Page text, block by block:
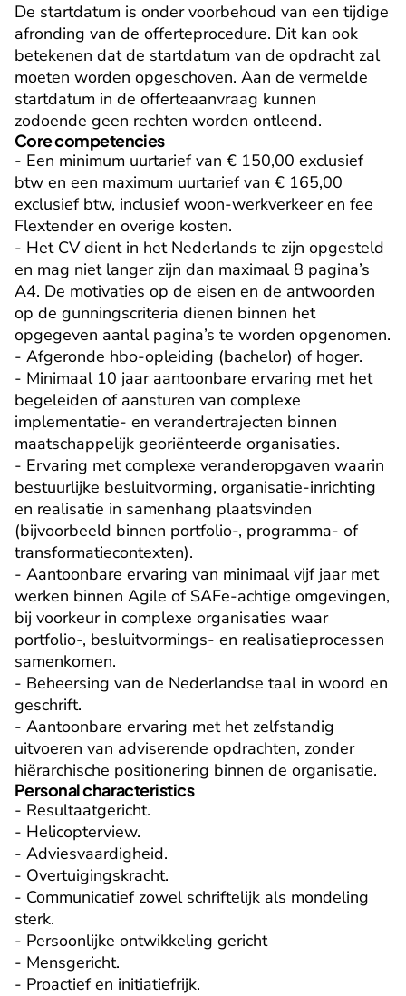
De startdatum is onder voorbehoud van een tijdige
afronding van de offerteprocedure. Dit kan ook
betekenen dat de startdatum van de opdracht zal
moeten worden opgeschoven. Aan de vermelde
startdatum in de offerteaanvraag kunnen
zodoende geen rechten worden ontleend.
Core competencies
- Een minimum uurtarief van € 150,00 exclusief
btw en een maximum uurtarief van € 165,00
exclusief btw, inclusief woon-werkverkeer en fee
Flextender en overige kosten.
- Het CV dient in het Nederlands te zijn opgesteld
en mag niet langer zijn dan maximaal 8 pagina’s
A4. De motivaties op de eisen en de antwoorden
op de gunningscriteria dienen binnen het
opgegeven aantal pagina’s te worden opgenomen.
- Afgeronde hbo-opleiding (bachelor) of hoger.
- Minimaal 10 jaar aantoonbare ervaring met het
begeleiden of aansturen van complexe
implementatie- en verandertrajecten binnen
maatschappelijk georiënteerde organisaties.
- Ervaring met complexe veranderopgaven waarin
bestuurlijke besluitvorming, organisatie-inrichting
en realisatie in samenhang plaatsvinden
(bijvoorbeeld binnen portfolio-, programma- of
transformatiecontexten).
- Aantoonbare ervaring van minimaal vijf jaar met
werken binnen Agile of SAFe-achtige omgevingen,
bij voorkeur in complexe organisaties waar
portfolio-, besluitvormings- en realisatieprocessen
samenkomen.
- Beheersing van de Nederlandse taal in woord en
geschrift.
- Aantoonbare ervaring met het zelfstandig
uitvoeren van adviserende opdrachten, zonder
hiërarchische positionering binnen de organisatie.
Personal characteristics
- Resultaatgericht.
- Helicopterview.
- Adviesvaardigheid.
- Overtuigingskracht.
- Communicatief zowel schriftelijk als mondeling
sterk.
- Persoonlijke ontwikkeling gericht
- Mensgericht.
- Proactief en initiatiefrijk.